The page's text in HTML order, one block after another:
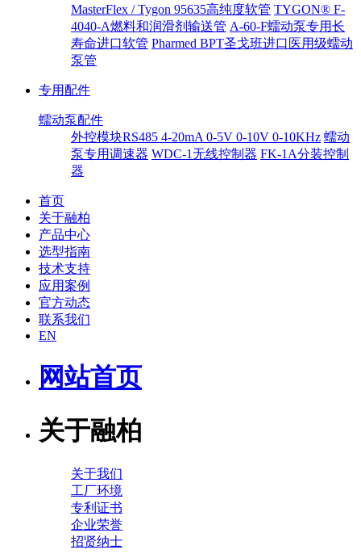
MasterFlex / Tygon 95635高纯度软管 TYGON® F-
4040-A燃料和润滑剂输送管 A-60-F蠕动泵专用长
寿命进口软管 Pharmed BPT圣戈班进口医用级蠕动
泵管
专用配件
蠕动泵配件
外控模块RS485 4-20mA 0-5V 0-10V 0-10KHz 蠕动
泵专用调速器 WDC-1无线控制器 FK-1A分装控制
器
首页
关于融柏
产品中心
选型指南
技术支持
应用案例
官方动态
联系我们
EN
网站首页
关于融柏
关于我们
工厂环境
专利证书
企业荣誉
招贤纳士